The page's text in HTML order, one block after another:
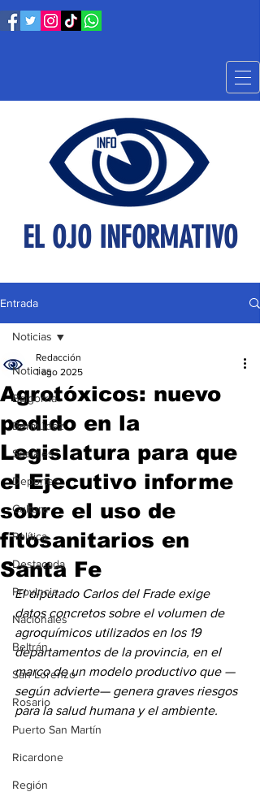
EL OJO INFORMATIVO
Entrada
Noticias
Baigorria
Bermúdez
Sociales
Deportes
Cultura
Política
Destacada
Provincia
Nacionales
Beltrán
San Lorenzo
Rosario
Puerto San Martín
Ricardone
Región
Noticias
Agrotóxicos: nuevo
pedido en la
Legislatura para que
el Ejecutivo informe
sobre el uso de
fitosanitarios en
Santa Fe
Redacción
1 ago 2025
El diputado Carlos del Frade exige
datos concretos sobre el volumen de
agroquímicos utilizados en los 19
departamentos de la provincia, en el
marco de un modelo productivo que —
según advierte— genera graves riesgos
para la salud humana y el ambiente.